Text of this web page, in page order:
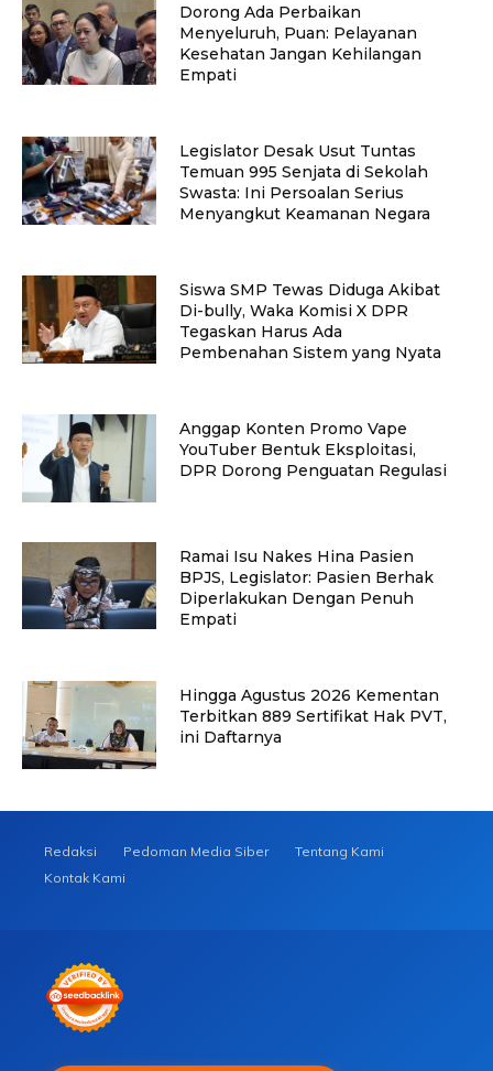
Dorong Ada Perbaikan
Menyeluruh, Puan: Pelayanan
Kesehatan Jangan Kehilangan
Empati
Legislator Desak Usut Tuntas
Temuan 995 Senjata di Sekolah
Swasta: Ini Persoalan Serius
Menyangkut Keamanan Negara
Siswa SMP Tewas Diduga Akibat
Di-bully, Waka Komisi X DPR
Tegaskan Harus Ada
Pembenahan Sistem yang Nyata
Anggap Konten Promo Vape
YouTuber Bentuk Eksploitasi,
DPR Dorong Penguatan Regulasi
Ramai Isu Nakes Hina Pasien
BPJS, Legislator: Pasien Berhak
Diperlakukan Dengan Penuh
Empati
Hingga Agustus 2026 Kementan
Terbitkan 889 Sertifikat Hak PVT,
ini Daftarnya
Redaksi Pedoman Media Siber
Tentang Kami
Kontak Kami